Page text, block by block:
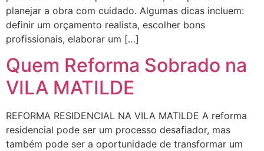
planejar a obra com cuidado. Algumas dicas incluem:
definir um orçamento realista, escolher bons
profissionais, elaborar um […]
Quem Reforma Sobrado na
VILA MATILDE
REFORMA RESIDENCIAL NA VILA MATILDE A reforma
residencial pode ser um processo desafiador, mas
também pode ser a oportunidade de transformar um